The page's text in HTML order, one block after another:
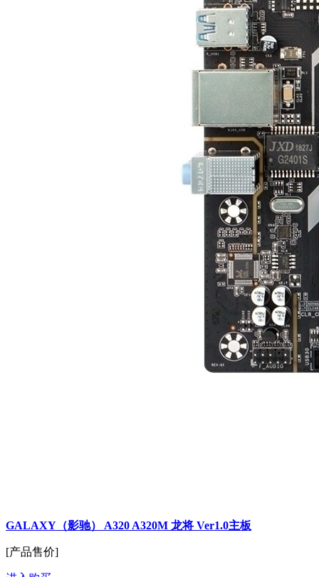
GALAXY（影驰） A320 A320M 龙将 Ver1.0主板
[产品售价]